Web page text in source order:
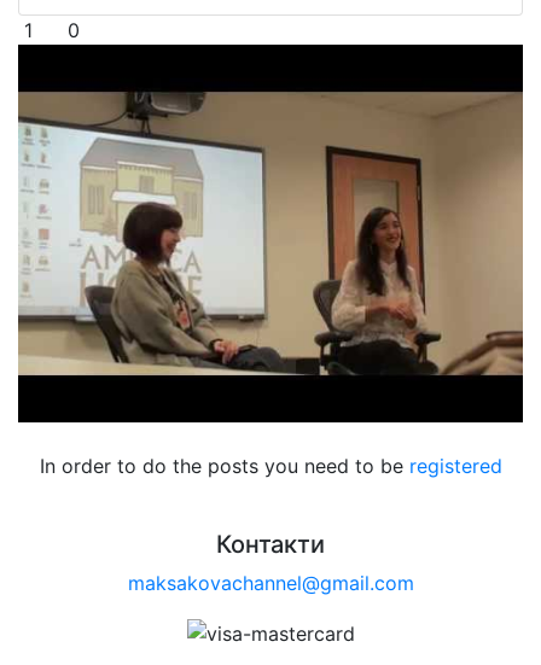
1 0
In order to do the posts you need to be registered
Контакти
maksakovachannel@gmail.com